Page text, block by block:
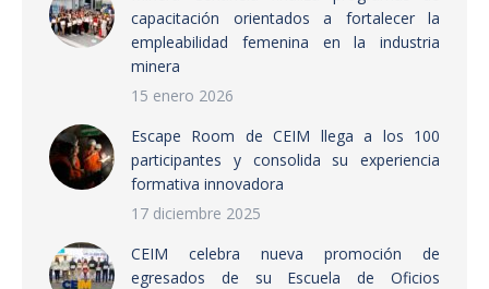
capacitación orientados a fortalecer la
empleabilidad femenina en la industria
minera
15 enero 2026
Escape Room de CEIM llega a los 100
participantes y consolida su experiencia
formativa innovadora
17 diciembre 2025
CEIM celebra nueva promoción de
egresados de su Escuela de Oficios